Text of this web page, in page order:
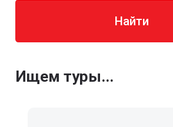
Найти
Ищем туры...